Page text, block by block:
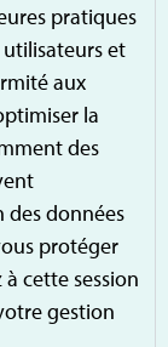
pratiques
et
aux
la
des
données
protéger
cette session
gestion